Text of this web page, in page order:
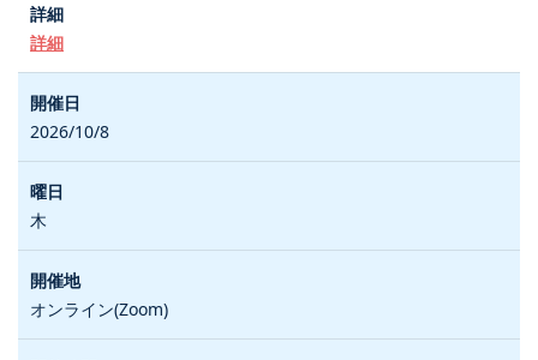
詳細
2026/10/8
木
オンライン(Zoom)